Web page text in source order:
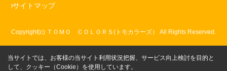
サイトマップ
Copyright(c) ＴＯＭＯ ＣＯＬＯＲＳ(トモカラーズ） All Rights Reserved.
当サイトでは、お客様の当サイト利用状況把握、サービス向上検討を目的と
して、クッキー（Cookie）を使用しています。